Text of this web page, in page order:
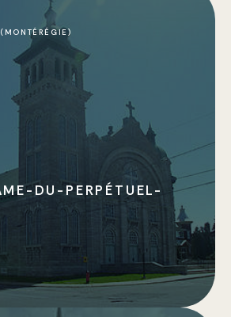
DU-PERPÉTUEL-